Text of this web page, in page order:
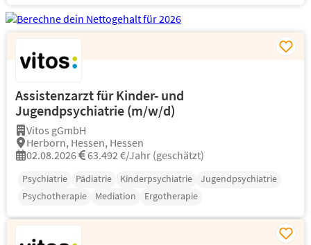
Assistenzarzt für Kinder- und
Jugendpsychiatrie (m/w/d)
Vitos gGmbH
Herborn, Hessen, Hessen
02.08.2026
63.492 €/Jahr (geschätzt)
Psychiatrie Pädiatrie Kinderpsychiatrie
Jugendpsychiatrie
Psychotherapie
Mediation Ergotherapie